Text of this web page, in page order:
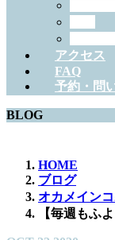
アクセス
FAQ
予約・問
BLOG
HOME
ブログ
オカメイン
【毎週もふ